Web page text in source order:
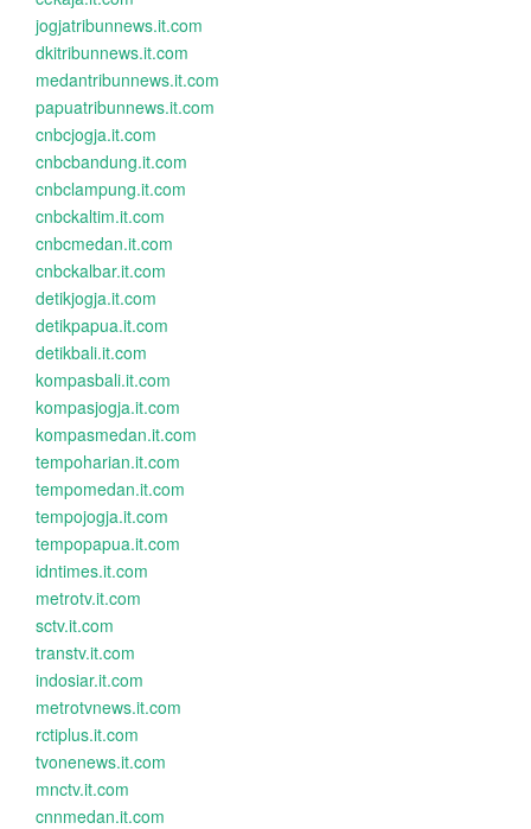
jogjatribunnews.it.com
dkitribunnews.it.com
medantribunnews.it.com
papuatribunnews.it.com
cnbcjogja.it.com
cnbcbandung.it.com
cnbclampung.it.com
cnbckaltim.it.com
cnbcmedan.it.com
cnbckalbar.it.com
detikjogja.it.com
detikpapua.it.com
detikbali.it.com
kompasbali.it.com
kompasjogja.it.com
kompasmedan.it.com
tempoharian.it.com
tempomedan.it.com
tempojogja.it.com
tempopapua.it.com
idntimes.it.com
metrotv.it.com
sctv.it.com
transtv.it.com
indosiar.it.com
metrotvnews.it.com
rctiplus.it.com
tvonenews.it.com
mnctv.it.com
cnnmedan.it.com